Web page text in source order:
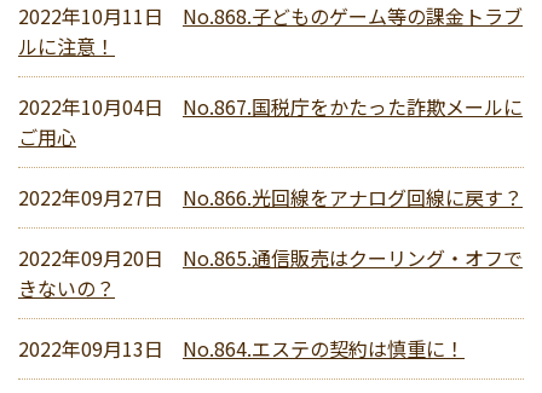
2022年10月11日
No.868.子どものゲーム等の課金トラブ
ルに注意！
2022年10月04日
No.867.国税庁をかたった詐欺メールに
ご用心
2022年09月27日 No.866.光回線をアナログ回線に戻す？
2022年09月20日
No.865.通信販売はクーリング・オフで
きないの？
2022年09月13日 No.864.エステの契約は慎重に！